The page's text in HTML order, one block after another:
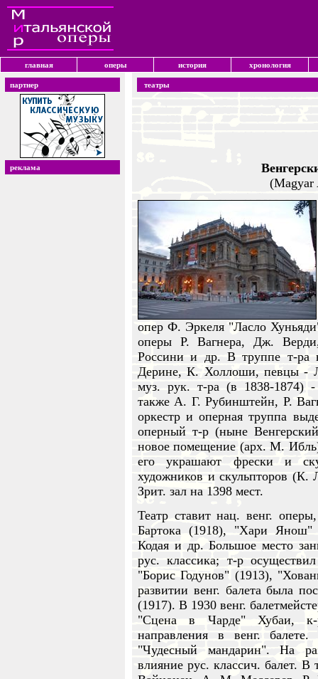
главная оперы история хронология
партнер
реклама
театры
(Magyar
опер Ф. Эркеля "Ласло
оперы Р. Вагнера, Дж.
Россини и др. В труппе т-ра
Дерине, К. Холлоши, певцы -
муз. рук. т-ра (в 1838-1874)
также А. Г. Рубинштейн, Р.
оркестр и оперная труппа
оперный т-р (ныне
новое помещение (арх. М.
его украшают фрески и
художников и скульпторов
Зрит. зал на 1398 мест.
Театр ставит нац. венг.
Бартока (1918), "Хари Янош"
Кодая и др. Большое место
рус. классика; т-р
"Борис Годунов" (1913),
развитии венг. балета была
(1917). В 1930 венг.
"Сцена в Чарде" Хубаи, к-
направления в венг.
"Чудесный мандарин". На
влияние рус. классич. балет.